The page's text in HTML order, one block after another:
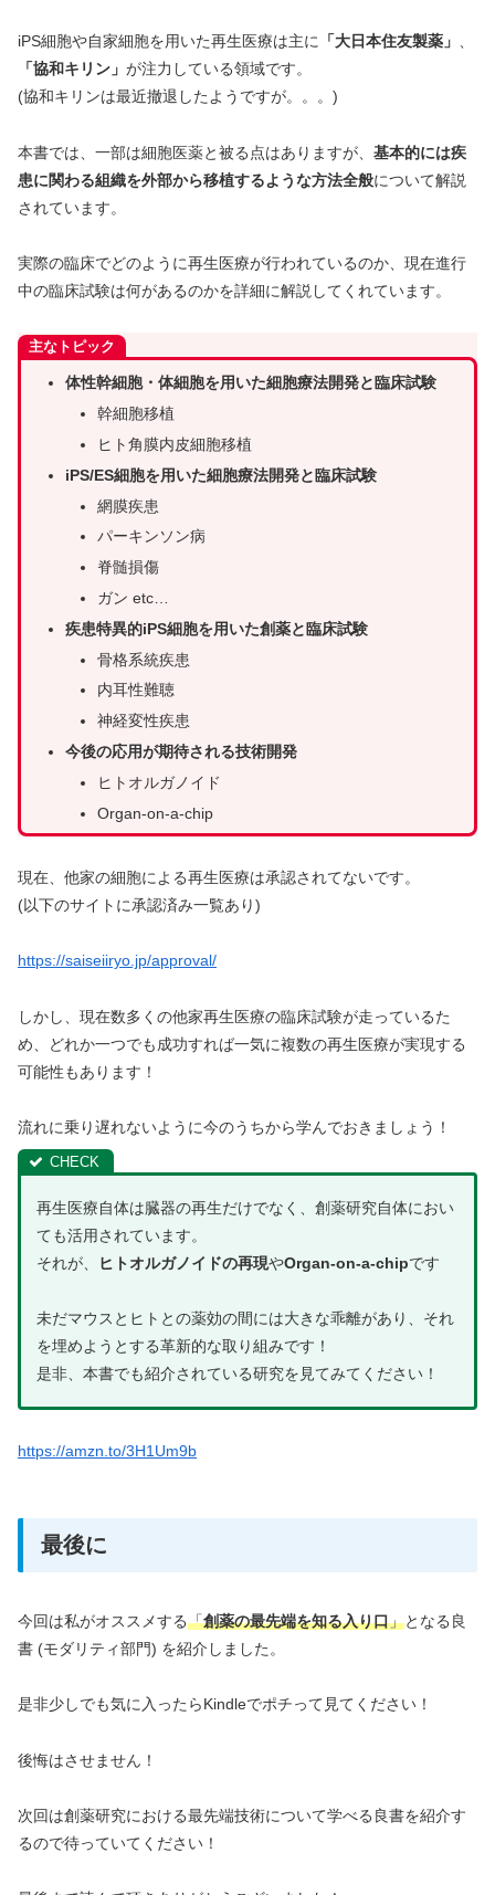
iPS細胞や自家細胞を用いた再生医療は主に 「大日本住友製薬」 、
「協和キリン」 が注力している領域です。
(協和キリンは最近撤退したようですが。。。)
本書では、一部は細胞医薬と被る点はありますが、 基本的には疾
患に関わる組織を外部から移植するような方法全般について解説
されています。
実際の臨床でどのように再生医療が行われているのか、現在進行
中の臨床試験は何があるのかを詳細に解説してくれています。
主なトピック
体性幹細胞・体細胞を用いた細胞療法開発と臨床試験
幹細胞移植
ヒト角膜内皮細胞移植
iPS/ES細胞を用いた細胞療法開発と臨床試験
網膜疾患
パーキンソン病
脊髄損傷
ガン etc…
疾患特異的iPS細胞を用いた創薬と臨床試験
骨格系統疾患
内耳性難聴
神経変性疾患
今後の応用が期待される技術開発
ヒトオルガノイド
Organ-on-a-chip
現在、他家の細胞による再生医療は承認されてないです。
(以下のサイトに承認済み一覧あり)
https://saiseiiryo.jp/approval/
しかし、現在数多くの他家再生医療の臨床試験が走っているた
め、どれか一つでも成功すれば一気に複数の再生医療が実現する
可能性もあります！
流れに乗り遅れないように今のうちから学んでおきましょう！
再生医療自体は臓器の再生だけでなく、創薬研究自体におい
ても活用されています。
それが、
ヒトオルガノイドの再現やOrgan-on-a-chipです
未だマウスとヒトとの薬効の間には大きな乖離があり、それ
を埋めようとする革新的な取り組みです！
是非、本書でも紹介されている研究を見てみてください！
https://amzn.to/3H1Um9b
最後に
今回は私がオススメする「創薬の最先端を知る入り口」となる良
書 (モダリティ部門) を紹介しました。
是非少しでも気に入ったらKindleでポチって見てください！
後悔はさせません！
次回は創薬研究における最先端技術について学べる良書を紹介す
るので待っていてください！